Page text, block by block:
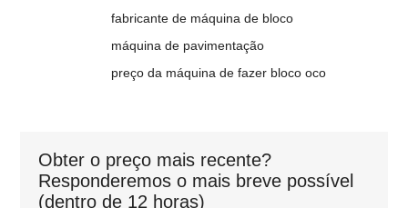
fabricante de máquina de bloco
máquina de pavimentação
preço da máquina de fazer bloco oco
Obter o preço mais recente?
Responderemos o mais breve possível
(dentro de 12 horas)